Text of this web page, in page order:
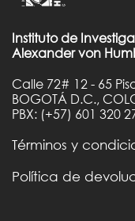
Instituto de
Alexander von
Calle 72# 12 - 65
BOGOTÁ D.C.,
PBX: (+57) 601 320
Términos y
Política de